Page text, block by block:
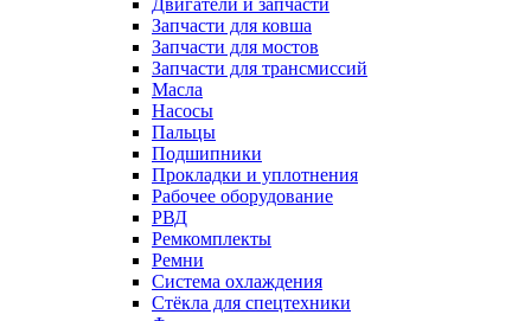
Двигатели и запчасти
Запчасти для ковша
Запчасти для мостов
Запчасти для трансмиссий
Масла
Насосы
Пальцы
Подшипники
Прокладки и уплотнения
Рабочее оборудование
РВД
Ремкомплекты
Ремни
Система охлаждения
Стёкла для спецтехники